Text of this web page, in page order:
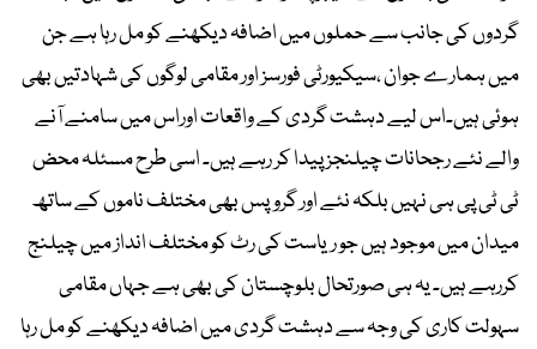
گردوں کی جانب سے حملوں میں اضافہ دیکھنے کو مل رہا ہے جن
میں ہمارے جوان ،سیکیورٹی فورسز اور مقامی لوگوں کی شہادتیں بھی
ہوئی ہیں۔اس لیے دہشت گردی کے واقعات اوراس میں سامنے آنے
والے نئے رجحانات چیلنجز پیدا کر رہے ہیں۔ اسی طرح مسئلہ محض
ٹی ٹی پی ہی نہیں بلکہ نئے اور گروپس بھی مختلف ناموں کے ساتھ
میدان میں موجود ہیں جو ریاست کی رٹ کو مختلف انداز میں چیلنج
کررہے ہیں۔ یہ ہی صورتحال بلوچستان کی بھی ہے جہاں مقامی
سہولت کاری کی وجہ سے دہشت گردی میں اضافہ دیکھنے کو مل رہا